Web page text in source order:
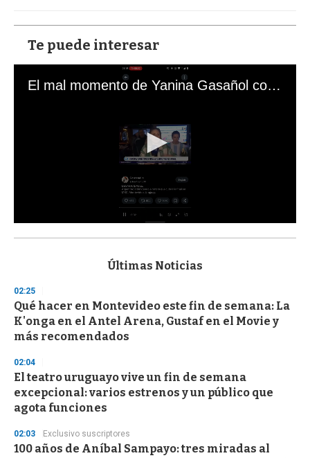
Te puede interesar
El mal momento de Yanina Gasañol con un hincha argentino en "Subrayado"
s
d
s
o
f
3
s
e
c
o
n
Últimas Noticias
02:25
Qué hacer en Montevideo este fin de semana: La
K'onga en el Antel Arena, Gustaf en el Movie y
más recomendados
02:04
El teatro uruguayo vive un fin de semana
excepcional: varios estrenos y un público que
agota funciones
02:03 Exclusivo suscriptores
100 años de Aníbal Sampayo: tres miradas al